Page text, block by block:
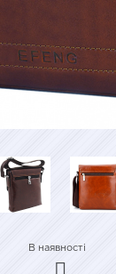
В наявності